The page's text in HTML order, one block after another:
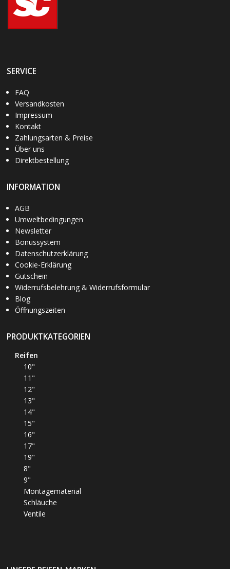
SERVICE
FAQ
Versandkosten
Impressum
Kontakt
Zahlungsarten & Preise
Über uns
Direktbestellung
INFORMATION
AGB
Umweltbedingungen
Newsletter
Bonussystem
Datenschutzerklärung
Cookie-Erklärung
Gutschein
Widerrufsbelehrung & Widerrufsformular
Blog
Öffnungszeiten
PRODUKTKATEGORIEN
Reifen
10"
11"
12"
13"
14"
15"
16"
17"
19"
8"
9"
Montagematerial
Schläuche
Ventile